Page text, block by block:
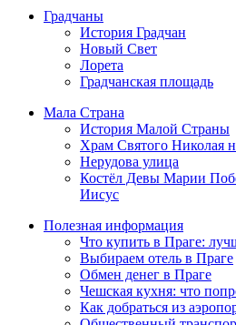
Градчаны
История Градчан
Новый Cвет
Лорета
Градчанская площадь
Мала Страна
История Малой Страны
Храм Святого Николая
Нерудова улица
Костёл Девы Марии
Иисус
Полезная информация
Что купить в Праге:
Выбираем отель в Праге
Обмен денег в Праге
Чешская кухня: что
Как добраться из